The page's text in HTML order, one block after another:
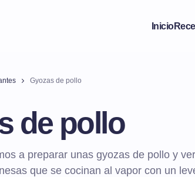
Inicio
Gyozas de pollo
de pollo
a preparar unas gyozas de pollo y
que se cocinan al vapor con un